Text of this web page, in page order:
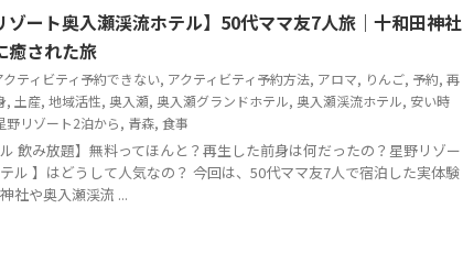
ゾート奥入瀬渓流ホテル】50代ママ友7人旅｜十和田神社
癒された旅
クティビティ予約できない, アクティビティ予約方法, アロマ, りんご, 予約, 再
, 土産, 地域活性, 奥入瀬, 奥入瀬グランドホテル, 奥入瀬渓流ホテル, 安い時
野リゾート2泊から, 青森, 食事
ル 飲み放題】無料ってほんと？再生した前身は何だったの？星野リゾー
ル 】はどうして人気なの？ 今回は、50代ママ友7人で宿泊した実体験
社や奥入瀬渓流 ...